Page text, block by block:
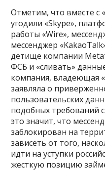
Отметим, что вместе с
угодили «Skype»,
работы «Wire»,
мессенджер
детище компании
ФСБ и «сливать»
компания, владеющая
заявляла о
пользовательских
подобных требований
это значит, что
заблокирован на
зависеть от того,
идти на уступки
жесткую позицию